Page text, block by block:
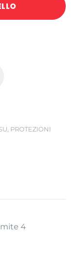
, PROTEZIONI
4